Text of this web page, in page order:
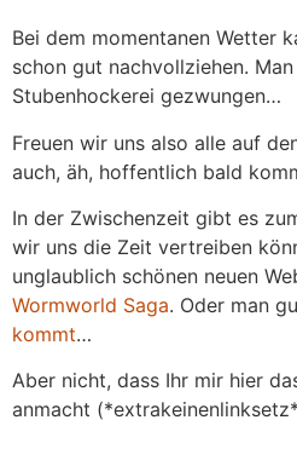
Bei dem momentanen Wetter
schon gut nachvollziehen.
Stubenhockerei gezwungen…
Freuen wir uns also alle auf
auch, äh, hoffentlich bald
In der Zwischenzeit gibt es
wir uns die Zeit vertreiben
unglaublich schönen neuen
Wormworld Saga. Oder man
kommt…
Aber nicht, dass Ihr mir hier
anmacht